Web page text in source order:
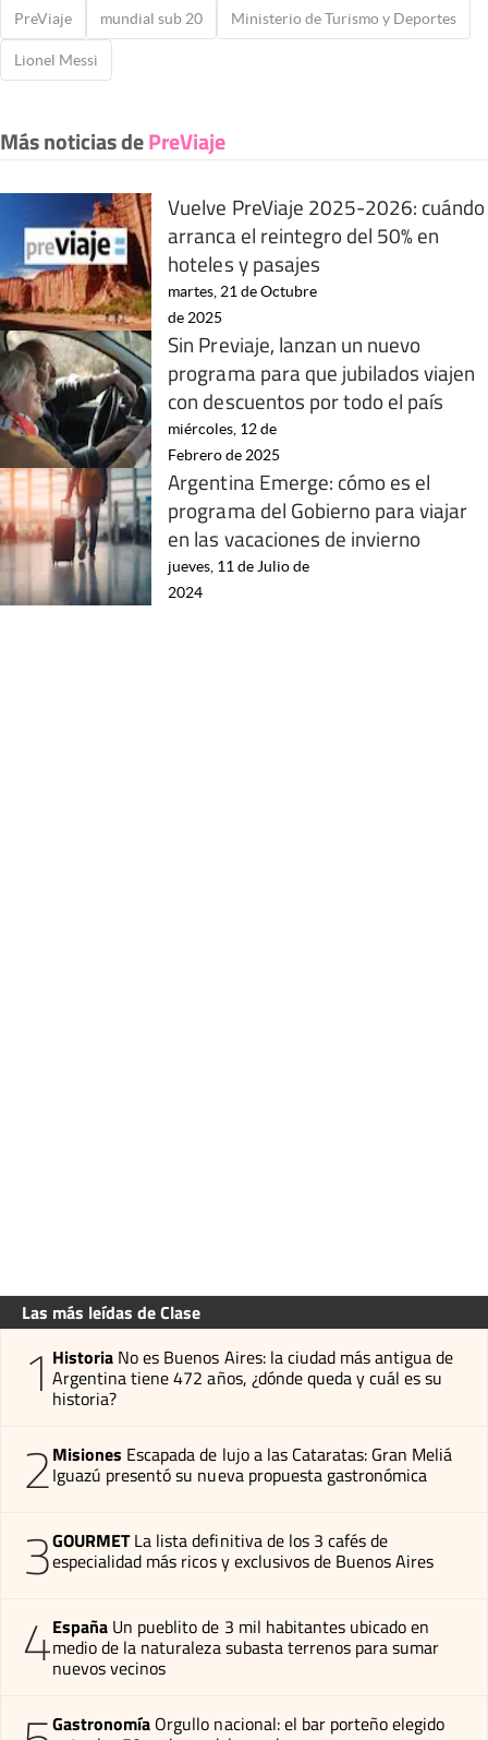
PreViaje mundial sub 20 Ministerio de Turismo y Deportes
Lionel Messi
Más noticias dePreViaje
Vuelve PreViaje 2025-2026: cuándo
arranca el reintegro del 50% en
hoteles y pasajes
martes, 21 de Octubre
de 2025
Sin Previaje, lanzan un nuevo
programa para que jubilados viajen
con descuentos por todo el país
miércoles, 12 de
Febrero de 2025
Argentina Emerge: cómo es el
programa del Gobierno para viajar
en las vacaciones de invierno
jueves, 11 de Julio de
2024
Las más leídas de Clase
1 Historia No es Buenos Aires: la ciudad más antigua de
Argentina tiene 472 años, ¿dónde queda y cuál es su
historia?
2Misiones Escapada de lujo a las Cataratas: Gran Meliá
Iguazú presentó su nueva propuesta gastronómica
3GOURMET La lista definitiva de los 3 cafés de
especialidad más ricos y exclusivos de Buenos Aires
4España Un pueblito de 3 mil habitantes ubicado en
medio de la naturaleza subasta terrenos para sumar
nuevos vecinos
Gastronomía Orgullo nacional: el bar porteño elegido